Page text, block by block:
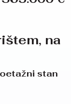
na
stan